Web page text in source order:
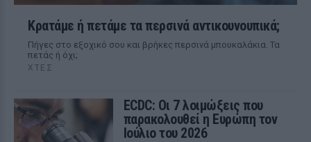
Κρατάμε ή πετάμε τα περσινά αντικουνουπικά;
Πήγες στο εξοχικό σου και βρήκες περσινά μπουκαλάκια. Τα
πετάς ή όχι;
ΧΤΕΣ
ECDC: Οι 7 λοιμώξεις που
παρακολουθεί η Ευρώπη τον
Ιούλιο του 2026